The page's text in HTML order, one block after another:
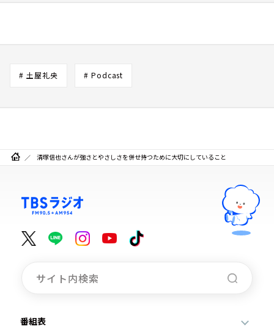
# 土屋礼央 # Podcast
清塚信也さんが強さとやさしさを併せ持つために大切にしていること
番組表